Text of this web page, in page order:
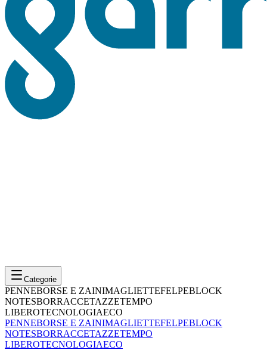
Categorie
PENNEBORSE E ZAINIMAGLIETTEFELPEBLOCK
NOTESBORRACCETAZZETEMPO
LIBEROTECNOLOGIAECO
PENNEBORSE E ZAINIMAGLIETTEFELPEBLOCK
NOTESBORRACCETAZZETEMPO
LIBEROTECNOLOGIAECO